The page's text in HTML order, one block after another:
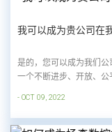
我可以成为贵公司在
是的，您可以成为我们
一个不断进步、开放、
得到持续保护和传承。我
- OCT 09, 2022